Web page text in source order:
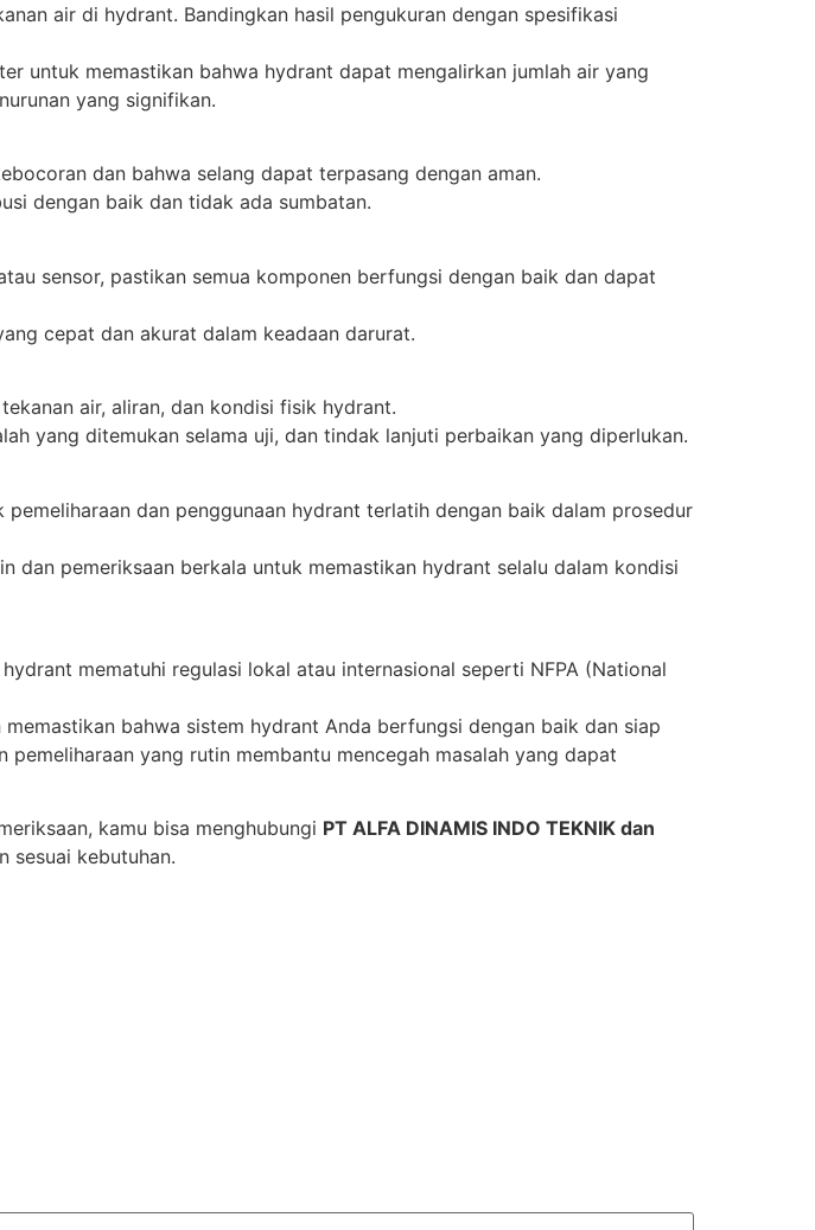
air di hydrant. Bandingkan hasil pengukuran dengan spesifikasi
untuk memastikan bahwa hydrant dapat mengalirkan jumlah air yang
yang signifikan.
dan bahwa selang dapat terpasang dengan aman.
dengan baik dan tidak ada sumbatan.
sensor, pastikan semua komponen berfungsi dengan baik dan dapat
cepat dan akurat dalam keadaan darurat.
air, aliran, dan kondisi fisik hydrant.
yang ditemukan selama uji, dan tindak lanjuti perbaikan yang diperlukan.
dan penggunaan hydrant terlatih dengan baik dalam prosedur
dan pemeriksaan berkala untuk memastikan hydrant selalu dalam kondisi
mematuhi regulasi lokal atau internasional seperti NFPA (National
memastikan bahwa sistem hydrant Anda berfungsi dengan baik dan siap
yang rutin membantu mencegah masalah yang dapat
kamu bisa menghubungi PT ALFA DINAMIS INDO TEKNIK dan
sesuai kebutuhan.